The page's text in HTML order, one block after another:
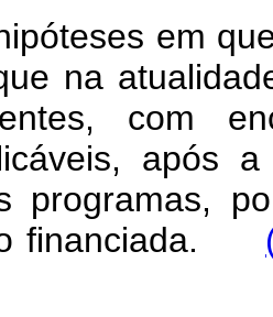
em
na
com
após
programas,
financiada.